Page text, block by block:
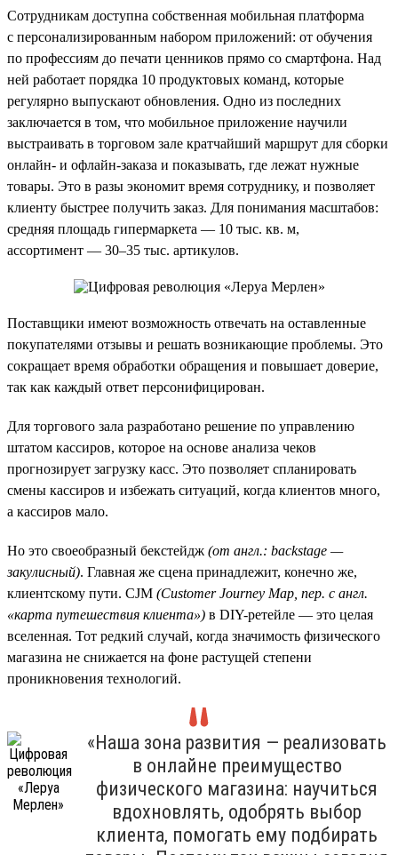
Сотрудникам доступна собственная мобильная платформа
с персонализированным набором приложений: от обучения
по профессиям до печати ценников прямо со смартфона. Над
ней работает порядка 10 продуктовых команд, которые
регулярно выпускают обновления. Одно из последних
заключается в том, что мобильное приложение научили
выстраивать в торговом зале кратчайший маршрут для сборки
онлайн- и офлайн-заказа и показывать, где лежат нужные
товары. Это в разы экономит время сотруднику, и позволяет
клиенту быстрее получить заказ. Для понимания масштабов:
средняя площадь гипермаркета — 10 тыс. кв. м,
ассортимент — 30–35 тыс. артикулов.
Поставщики имеют возможность отвечать на оставленные
покупателями отзывы и решать возникающие проблемы. Это
сокращает время обработки обращения и повышает доверие,
так как каждый ответ персонифицирован.
Для торгового зала разработано решение по управлению
штатом кассиров, которое на основе анализа чеков
прогнозирует загрузку касс. Это позволяет спланировать
смены кассиров и избежать ситуаций, когда клиентов много,
а кассиров мало.
Но это своеобразный бекстейдж (от англ.: backstage —
закулисный). Главная же сцена принадлежит, конечно же,
клиентскому пути. CJM (Customer Journey Map, пер. с англ.
«карта путешествия клиента») в DIY-ретейле — это целая
вселенная. Тот редкий случай, когда значимость физического
магазина не снижается на фоне растущей степени
проникновения технологий.
«Наша зона развития — реализовать
в онлайне преимущество
физического магазина: научиться
вдохновлять, одобрять выбор
клиента, помогать ему подбирать